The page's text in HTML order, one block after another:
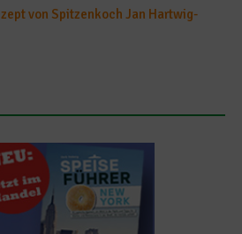
von Spitzenkoch Jan Hartwig-